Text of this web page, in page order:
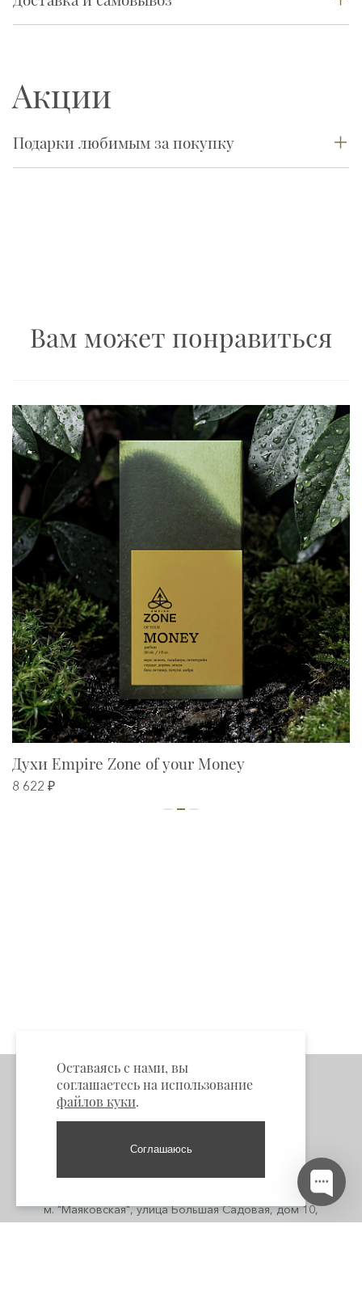
Акции
Подарки любимым за покупку
Вам может понравиться
Духи Empire Zone of your Money
8 622 ₽
м. "Маяковская", улица Большая Садовая, дом 10,
Оставаясь с нами, вы
соглашаетесь на использование
файлов куки.
Соглашаюсь